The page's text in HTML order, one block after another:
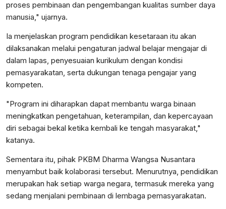
proses pembinaan dan pengembangan kualitas sumber daya
manusia," ujarnya.
Ia menjelaskan program pendidikan kesetaraan itu akan
dilaksanakan melalui pengaturan jadwal belajar mengajar di
dalam lapas, penyesuaian kurikulum dengan kondisi
pemasyarakatan, serta dukungan tenaga pengajar yang
kompeten.
"Program ini diharapkan dapat membantu warga binaan
meningkatkan pengetahuan, keterampilan, dan kepercayaan
diri sebagai bekal ketika kembali ke tengah masyarakat,"
katanya.
Sementara itu, pihak PKBM Dharma Wangsa Nusantara
menyambut baik kolaborasi tersebut. Menurutnya, pendidikan
merupakan hak setiap warga negara, termasuk mereka yang
sedang menjalani pembinaan di lembaga pemasyarakatan.